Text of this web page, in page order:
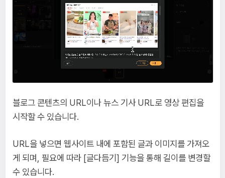
블로그 콘텐츠의 URL이나 뉴스 기사 URL로 영상 편집을
시작할 수 있습니다.
URL을 넣으면 웹사이트 내에 포함된 글과 이미지를 가져오
게 되며, 필요에 따라 [글다듬기] 기능을 통해 길이를 변경할
수 있습니다.